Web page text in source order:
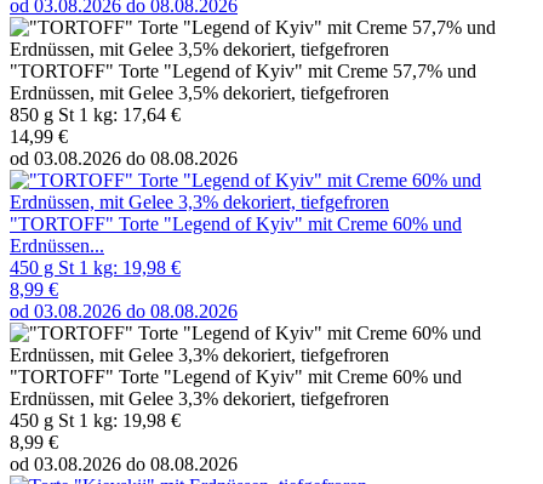
od 03.08.2026 do 08.08.2026
"TORTOFF" Torte "Legend of Kyiv" mit Creme 57,7% und
Erdnüssen, mit Gelee 3,5% dekoriert, tiefgefroren
850 g St 1 kg: 17,64 €
14,99 €
od 03.08.2026 do 08.08.2026
"TORTOFF" Torte "Legend of Kyiv" mit Creme 60% und
Erdnüssen...
450 g St 1 kg: 19,98 €
8,99 €
od 03.08.2026 do 08.08.2026
"TORTOFF" Torte "Legend of Kyiv" mit Creme 60% und
Erdnüssen, mit Gelee 3,3% dekoriert, tiefgefroren
450 g St 1 kg: 19,98 €
8,99 €
od 03.08.2026 do 08.08.2026